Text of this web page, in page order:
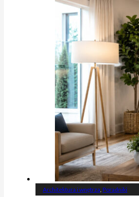
Architektura i wnętrza Poradniki